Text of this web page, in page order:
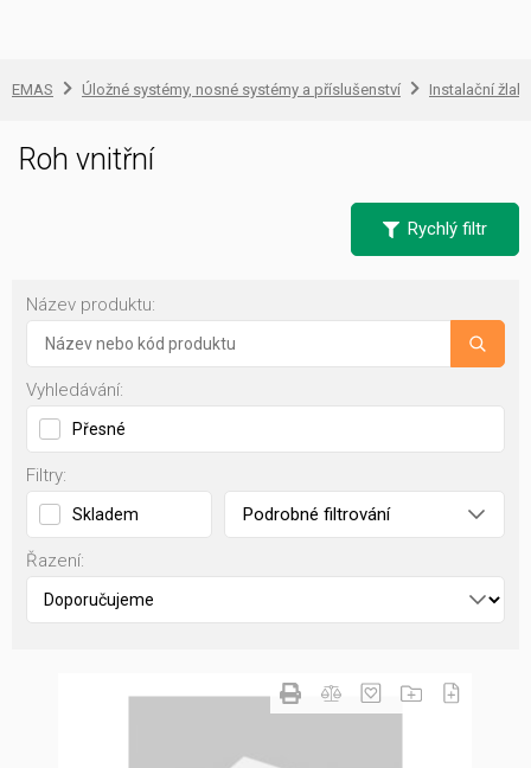
EMAS Úložné systémy, nosné systémy a příslušenství Instalační
Roh vnitřní
Rychlý filtr
Název produktu:
Vyhledávání:
Přesné
Filtry:
Skladem Podrobné filtrování
Řazení: